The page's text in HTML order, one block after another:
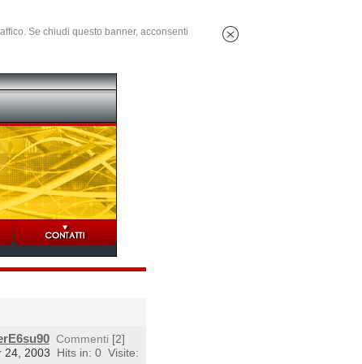
Se chiudi questo banner, acconsenti
Commenti [2]
24, 2003 Hits in: 0 Visite: